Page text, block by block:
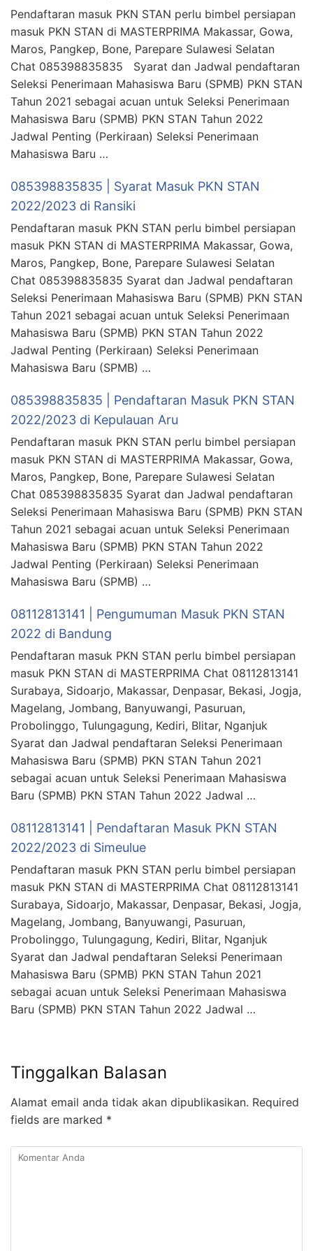
Pendaftaran masuk PKN STAN perlu bimbel persiapan
masuk PKN STAN di MASTERPRIMA Makassar, Gowa,
Maros, Pangkep, Bone, Parepare Sulawesi Selatan
Chat 085398835835 Syarat dan Jadwal pendaftaran
Seleksi Penerimaan Mahasiswa Baru (SPMB) PKN STAN
Tahun 2021 sebagai acuan untuk Seleksi Penerimaan
Mahasiswa Baru (SPMB) PKN STAN Tahun 2022
Jadwal Penting (Perkiraan) Seleksi Penerimaan
Mahasiswa Baru …
085398835835 | Syarat Masuk PKN STAN
2022/2023 di Ransiki
Pendaftaran masuk PKN STAN perlu bimbel persiapan
masuk PKN STAN di MASTERPRIMA Makassar, Gowa,
Maros, Pangkep, Bone, Parepare Sulawesi Selatan
Chat 085398835835 Syarat dan Jadwal pendaftaran
Seleksi Penerimaan Mahasiswa Baru (SPMB) PKN STAN
Tahun 2021 sebagai acuan untuk Seleksi Penerimaan
Mahasiswa Baru (SPMB) PKN STAN Tahun 2022
Jadwal Penting (Perkiraan) Seleksi Penerimaan
Mahasiswa Baru (SPMB) …
085398835835 | Pendaftaran Masuk PKN STAN
2022/2023 di Kepulauan Aru
Pendaftaran masuk PKN STAN perlu bimbel persiapan
masuk PKN STAN di MASTERPRIMA Makassar, Gowa,
Maros, Pangkep, Bone, Parepare Sulawesi Selatan
Chat 085398835835 Syarat dan Jadwal pendaftaran
Seleksi Penerimaan Mahasiswa Baru (SPMB) PKN STAN
Tahun 2021 sebagai acuan untuk Seleksi Penerimaan
Mahasiswa Baru (SPMB) PKN STAN Tahun 2022
Jadwal Penting (Perkiraan) Seleksi Penerimaan
Mahasiswa Baru (SPMB) …
08112813141 | Pengumuman Masuk PKN STAN
2022 di Bandung
Pendaftaran masuk PKN STAN perlu bimbel persiapan
masuk PKN STAN di MASTERPRIMA Chat 08112813141
Surabaya, Sidoarjo, Makassar, Denpasar, Bekasi, Jogja,
Magelang, Jombang, Banyuwangi, Pasuruan,
Probolinggo, Tulungagung, Kediri, Blitar, Nganjuk
Syarat dan Jadwal pendaftaran Seleksi Penerimaan
Mahasiswa Baru (SPMB) PKN STAN Tahun 2021
sebagai acuan untuk Seleksi Penerimaan Mahasiswa
Baru (SPMB) PKN STAN Tahun 2022 Jadwal …
08112813141 | Pendaftaran Masuk PKN STAN
2022/2023 di Simeulue
Pendaftaran masuk PKN STAN perlu bimbel persiapan
masuk PKN STAN di MASTERPRIMA Chat 08112813141
Surabaya, Sidoarjo, Makassar, Denpasar, Bekasi, Jogja,
Magelang, Jombang, Banyuwangi, Pasuruan,
Probolinggo, Tulungagung, Kediri, Blitar, Nganjuk
Syarat dan Jadwal pendaftaran Seleksi Penerimaan
Mahasiswa Baru (SPMB) PKN STAN Tahun 2021
sebagai acuan untuk Seleksi Penerimaan Mahasiswa
Baru (SPMB) PKN STAN Tahun 2022 Jadwal …
Tinggalkan Balasan
Alamat email anda tidak akan dipublikasikan. Required
fields are marked *